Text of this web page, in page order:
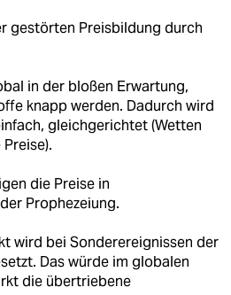
gestörten Preisbildung durch
in der bloßen Erwartung,
knapp werden. Dadurch wird
gleichgerichtet (Wetten
die Preise in
Prophezeiung.
wird bei Sonderereignissen der
Das würde im globalen
die übertriebene